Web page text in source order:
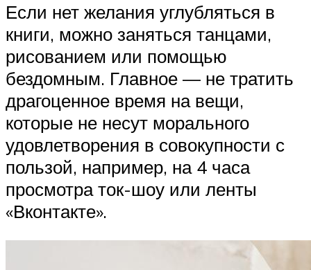
Если нет желания углубляться в
книги, можно заняться танцами,
рисованием или помощью
бездомным. Главное — не тратить
драгоценное время на вещи,
которые не несут морального
удовлетворения в совокупности с
пользой, например, на 4 часа
просмотра ток-шоу или ленты
«Вконтакте».